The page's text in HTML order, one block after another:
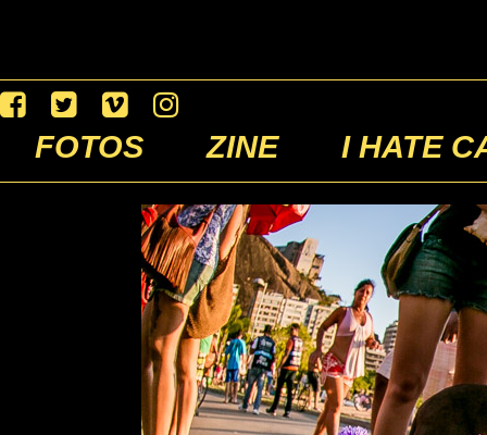
FOTOS ZINE I HATE